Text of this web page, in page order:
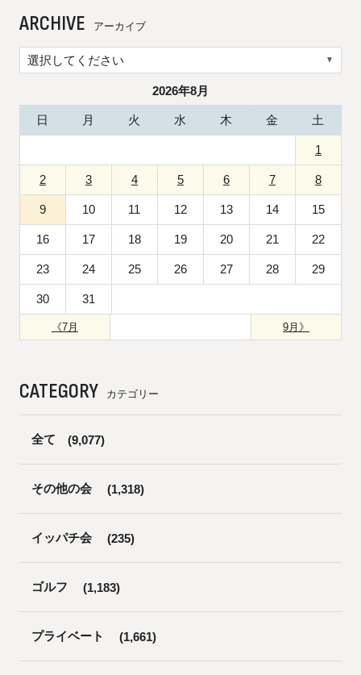
ARCHIVE アーカイブ
2026年8月
日 月 火 水 木 金 土
1
2 3 4 5 6 7 8
9 10 11 12 13 14 15
16 17 18 19 20 21 22
23 24 25 26 27 28 29
30 31
《7月 9月》
CATEGORY カテゴリー
全て (9,077)
その他の会 (1,318)
イッパチ会 (235)
ゴルフ (1,183)
プライベート (1,661)